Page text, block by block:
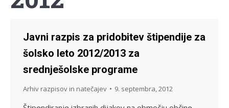
Javni razpis za pridobitev štipendije za
šolsko leto 2012/2013 za
srednješolske programe
Arhiv razpisov in natečajev 9. septembra, 2012